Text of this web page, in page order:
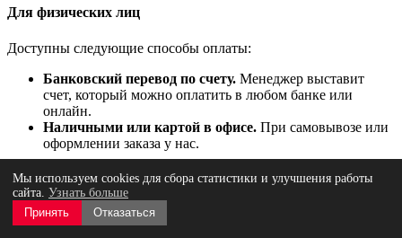
Для физических лиц
Доступны следующие способы оплаты:
Банковский перевод по счету. Менеджер выставит
счет, который можно оплатить в любом банке или
онлайн.
Наличными или картой в офисе. При самовывозе или
оформлении заказа у нас.
Все цены указаны с НДС 20%
Вы получите полный комплект документов для бухгалтерии.
Мы используем cookies для сбора статистики и улучшения работы
сайта. Узнать больше
Принять
Отказаться